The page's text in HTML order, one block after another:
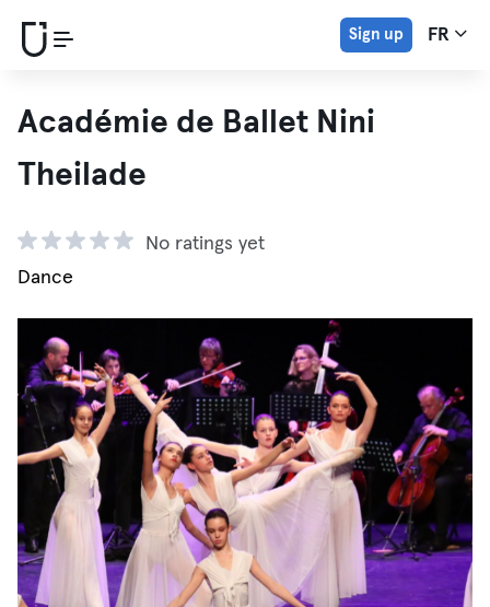
Sign up FR
Académie de Ballet Nini
Theilade
No ratings yet
Dance